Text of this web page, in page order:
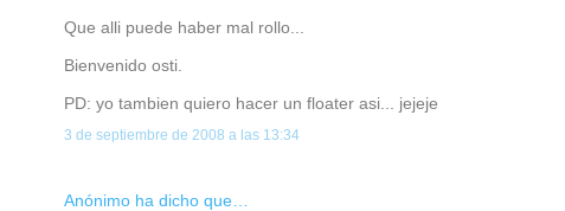
Que alli puede haber mal rollo...
Bienvenido osti.
PD: yo tambien quiero hacer un floater asi... jejeje
3 de septiembre de 2008 a las 13:34
Anónimo ha dicho que…